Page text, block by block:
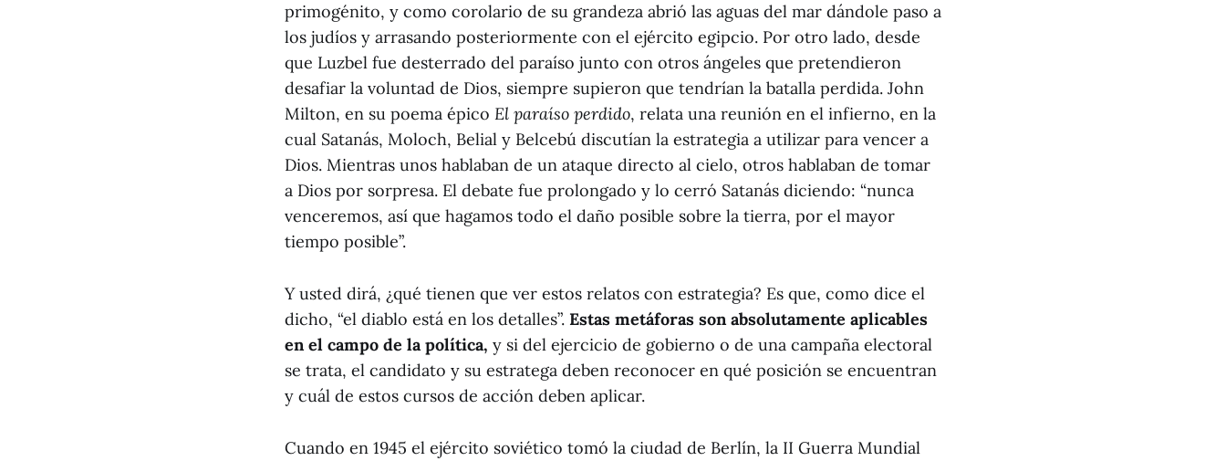
primogénito, y como corolario de su grandeza abrió las aguas del mar dándole paso a
los judíos y arrasando posteriormente con el ejército egipcio. Por otro lado, desde
que Luzbel fue desterrado del paraíso junto con otros ángeles que pretendieron
desafiar la voluntad de Dios, siempre supieron que tendrían la batalla perdida. John
Milton, en su poema épico El paraíso perdido, relata una reunión en el infierno, en la
cual Satanás, Moloch, Belial y Belcebú discutían la estrategia a utilizar para vencer a
Dios. Mientras unos hablaban de un ataque directo al cielo, otros hablaban de tomar
a Dios por sorpresa. El debate fue prolongado y lo cerró Satanás diciendo: “nunca
venceremos, así que hagamos todo el daño posible sobre la tierra, por el mayor
tiempo posible”.
Y usted dirá, ¿qué tienen que ver estos relatos con estrategia? Es que, como dice el
dicho, “el diablo está en los detalles”. Estas metáforas son absolutamente aplicables
en el campo de la política, y si del ejercicio de gobierno o de una campaña electoral
se trata, el candidato y su estratega deben reconocer en qué posición se encuentran
y cuál de estos cursos de acción deben aplicar.
Cuando en 1945 el ejército soviético tomó la ciudad de Berlín, la II Guerra Mundial